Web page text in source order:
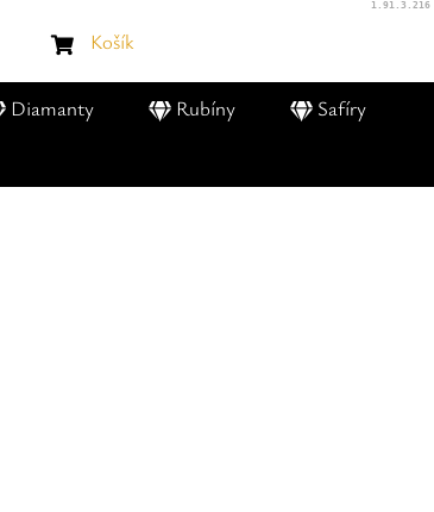
Diamanty Rubíny
Safíry
Košík
1.91.3.216